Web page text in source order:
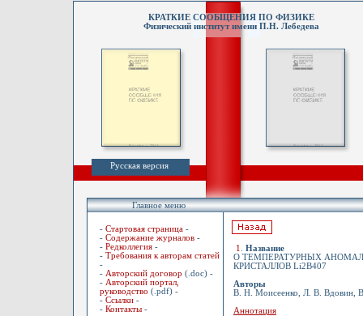
КРАТКИЕ СООБЩЕНИЯ ПО ФИЗИКЕ
Физический институт имени П.Н. Лебедева
Русская версия
Главное меню
- Стартовая страница -
- Содержание журналов -
- Редколлегия -
- Требования к авторам статей
-
- Авторский договор (.doc) -
- Авторский портал,
руководство (.pdf) -
- Ссылки -
- Контакты -
1
Название
О ТЕМПЕРАТУРНЫХ
КРИСТАЛЛОВ Li2B407
Авторы
В. Н. Моисеенко, Л. В. Вдовин,
Аннотация